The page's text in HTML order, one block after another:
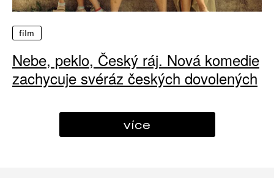
film
Nebe, peklo, Český ráj. Nová komedie
zachycuje svéráz českých dovolených
více